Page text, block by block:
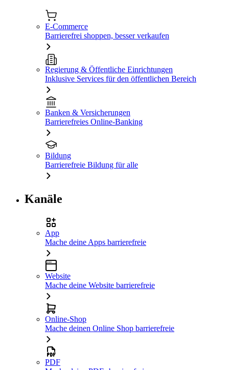
E-Commerce
Barrierefrei shoppen, besser verkaufen
Regierung & Öffentliche Einrichtungen
Inklusive Services für den öffentlichen Bereich
Banken & Versicherungen
Barrierefreies Online-Banking
Bildung
Barrierefreie Bildung für alle
Kanäle
App
Mache deine Apps barrierefreie
Website
Mache deine Website barrierefreie
Online-Shop
Mache deinen Online Shop barrierefreie
PDF